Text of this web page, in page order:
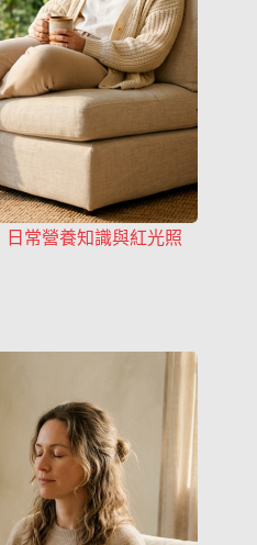
常營養知識與紅光照